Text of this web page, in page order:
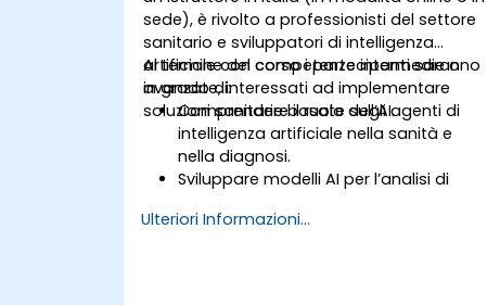
sede), è rivolto a professionisti del settore
sanitario e sviluppatori di intelligenza
artificiale con competenze intermedie o
avanzate, interessati ad implementare
soluzioni sanitarie basate sull’AI.
Al termine del corso i partecipanti saranno
in grado di:
Comprendere il ruolo degli agenti di
intelligenza artificiale nella sanità e
nella diagnosi.
Sviluppare modelli AI per l’analisi di
predittiva.
Ulteriori Informazioni...